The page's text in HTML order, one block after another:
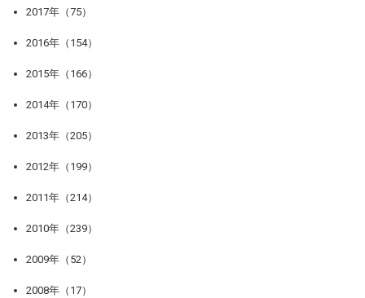
2017年（75）
2016年（154）
2015年（166）
2014年（170）
2013年（205）
2012年（199）
2011年（214）
2010年（239）
2009年（52）
2008年（17）